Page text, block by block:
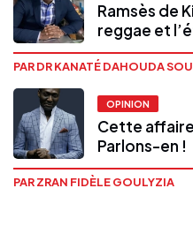
Ramsès de
reggae et
PAR DR KANATÉ DAHOUDA
OPINION
Cette
Parlons-en !
PAR ZRAN FIDÈLE GOULYZIA